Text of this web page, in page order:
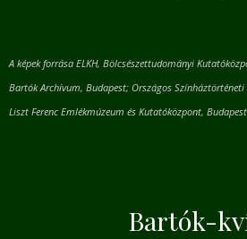
A képek forrása ELKH, Bölcsészettudományi
Bartók Archívum, Budapest; Országos
Liszt Ferenc Emlékmúzeum és Kutatóközpont,
Bartók-